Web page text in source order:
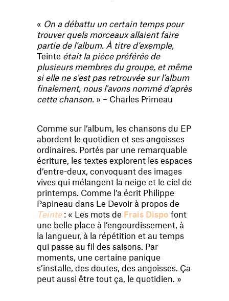
« On a débattu un certain temps pour
trouver quels morceaux allaient faire
partie de l’album. À titre d’exemple,
Teinte était la pièce préférée de
plusieurs membres du groupe, et même
si elle ne s'est pas retrouvée sur l’album
finalement, nous l'avons nommé d’après
cette chanson. » – Charles Primeau
Comme sur l’album, les chansons du EP
abordent le quotidien et ses angoisses
ordinaires. Portés par une remarquable
écriture, les textes explorent les espaces
d’entre-deux, convoquant des images
vives qui mélangent la neige et le ciel de
printemps. Comme l’a écrit Philippe
Papineau dans Le Devoir à propos de
Teinte: « Les mots de Frais Dispo font
une belle place à l’engourdissement, à
la langueur, à la répétition et au temps
qui passe au fil des saisons. Par
moments, une certaine panique
s’installe, des doutes, des angoisses. Ça
peut aussi être tout ça, le quotidien. »